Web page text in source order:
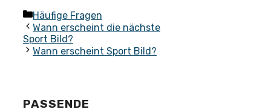
Kategorien
Häufige Fragen
Wann erscheint die nächste
Sport Bild?
Wann erscheint Sport Bild?
PASSENDE